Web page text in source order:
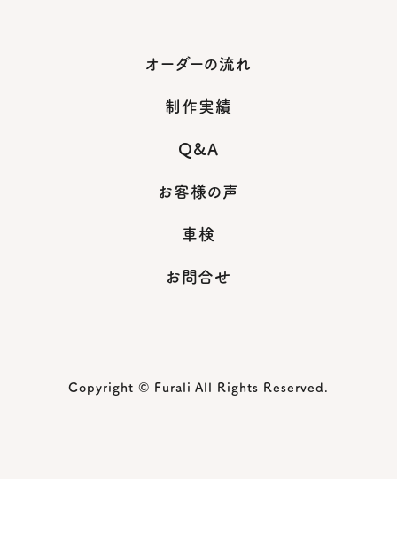
オーダーの流れ
制作実績
Q&A
お客様の声
車検
お問合せ
Copyright © Furali All Rights Reserved.